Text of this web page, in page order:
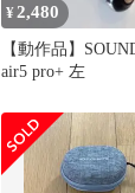
¥2,480
【動作品】
air5 pro+ 左